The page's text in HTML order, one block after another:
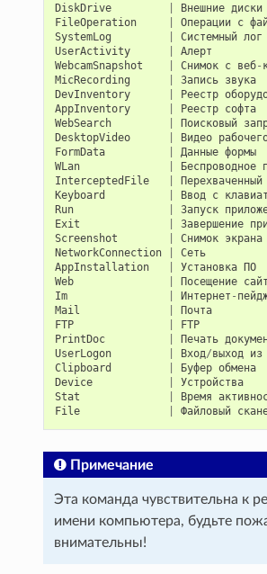
DiskDrive Внешние диски
FileOperation
Операции с
SystemLog
Системный лог
UserActivity
Алерт
WebcamSnapshot
Снимок с веб-
MicRecording
Запись звука
DevInventory
Реестр
AppInventory
Реестр софта
WebSearch
Поисковый
DesktopVideo
Видео
FormData
Данные формы
WLan
Беспроводное
InterceptedFile
Перехваченный
Keyboard
Ввод с
Run
Запуск
Exit
Завершение
Screenshot
Снимок экрана
NetworkConnection
Сеть
AppInstallation
Установка ПО
Web
Посещение
Im
Интернет -
Mail
Почта
FTP
FTP
PrintDoc
Печать
UserLogon
Вход/выход из
Clipboard
Буфер обмена
Device
Устройства
Stat
Время
File
Файловый
Примечание
Эта команда чувствительна к
имени компьютера, будьте
внимательны!